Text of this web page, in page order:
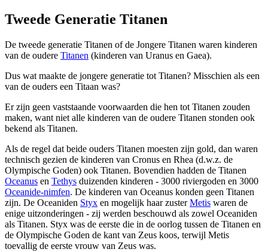
Tweede Generatie Titanen
De tweede generatie Titanen of de Jongere Titanen waren kinderen
van de oudere Titanen (kinderen van Uranus en Gaea).
Dus wat maakte de jongere generatie tot Titanen? Misschien als een
van de ouders een Titaan was?
Er zijn geen vaststaande voorwaarden die hen tot Titanen zouden
maken, want niet alle kinderen van de oudere Titanen stonden ook
bekend als Titanen.
Als de regel dat beide ouders Titanen moesten zijn gold, dan waren
technisch gezien de kinderen van Cronus en Rhea (d.w.z. de
Olympische Goden) ook Titanen. Bovendien hadden de Titanen
Oceanus en Tethys duizenden kinderen - 3000 riviergoden en 3000
Oceanide-nimfen. De kinderen van Oceanus konden geen Titanen
zijn. De Oceaniden Styx en mogelijk haar zusterMetis waren de
enige uitzonderingen - zij werden beschouwd als zowel Oceaniden
als Titanen. Styx was de eerste die in de oorlog tussen de Titanen en
de Olympische Goden de kant van Zeus koos, terwijl Metis
toevallig de eerste vrouw van Zeus was.